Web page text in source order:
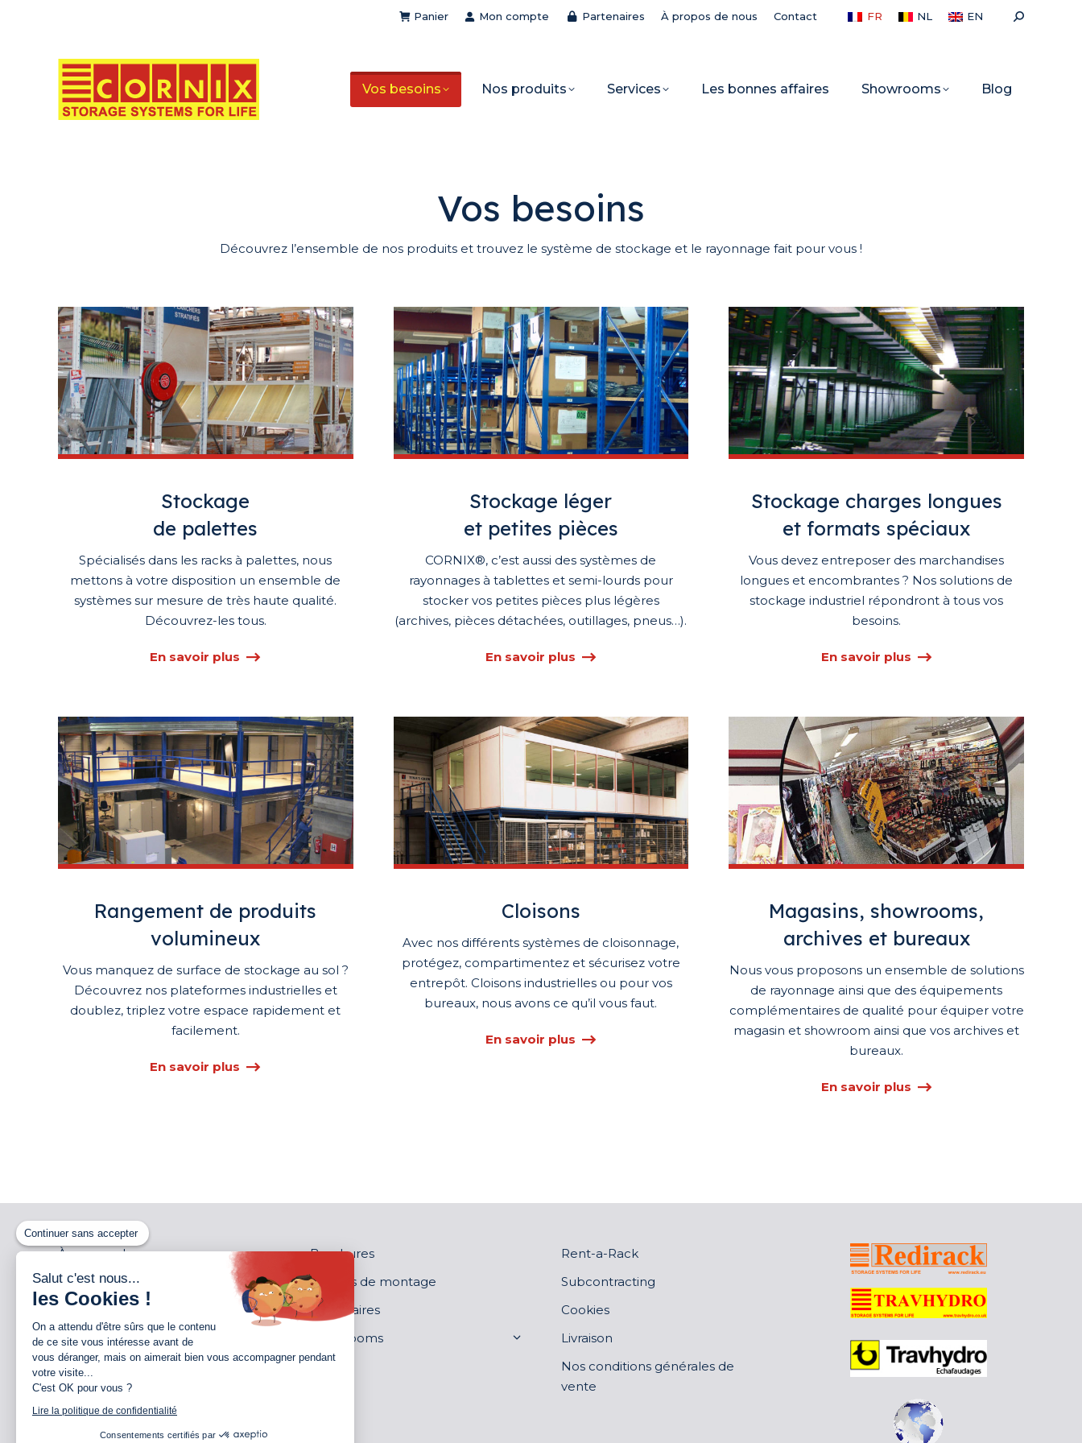
Panier Mon compte Partenaires À propos de nous Contact FR NL EN
Recherche
Vos besoins Nos produits Services Les bonnes affaires Showrooms Blog
Vos besoins
Découvrez l’ensemble de nos produits et trouvez le système de stockage et le rayonnage fait pour vous !
Stockage
de palettes
Spécialisés dans les racks à palettes, nous
mettons à votre disposition un ensemble de
systèmes sur mesure de très haute qualité.
Découvrez-les tous.
En savoir plus
Stockage léger
et petites pièces
CORNIX®, c’est aussi des systèmes de
rayonnages à tablettes et semi-lourds pour
stocker vos petites pièces plus légères
(archives, pièces détachées, outillages, pneus…).
En savoir plus
Stockage charges longues
et formats spéciaux
Vous devez entreposer des marchandises
longues et encombrantes ? Nos solutions de
stockage industriel répondront à tous vos
besoins.
En savoir plus
Rangement de produits
volumineux
Vous manquez de surface de stockage au sol ?
Découvrez nos plateformes industrielles et
doublez, triplez votre espace rapidement et
facilement.
En savoir plus
Cloisons
Avec nos différents systèmes de cloisonnage,
protégez, compartimentez et sécurisez votre
entrepôt. Cloisons industrielles ou pour vos
bureaux, nous avons ce qu’il vous faut.
En savoir plus
Magasins, showrooms,
archives et bureaux
Nous vous proposons un ensemble de solutions
de rayonnage ainsi que des équipements
complémentaires de qualité pour équiper votre
magasin et showroom ainsi que vos archives et
bureaux.
En savoir plus
À propos de nous
Distributeurs
Garantie
Jobs
Contact
Calendrier des vacances
Brochures
Notices de montage
Partenaires
Showrooms
Devis
Rent-a-Rack
Subcontracting
Cookies
Livraison
Nos conditions générales de
vente
Continuer sans accepter
Salut c'est nous...
les Cookies !
On a attendu d'être sûrs que le contenu
de ce site vous intéresse avant de
vous déranger, mais on aimerait bien vous accompagner pendant
votre visite...
C'est OK pour vous ?
Lire la politique de confidentialité
Consentements certifiés par